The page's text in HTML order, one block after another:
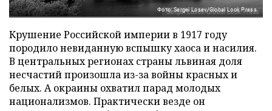
Фото: Sergei Losev/Global Look Press
Крушение Российской империи в 1917 году
породило невиданную вспышку хаоса и насилия.
В центральных регионах страны львиная доля
несчастий произошла из-за войны красных и
белых. А окраины охватил парад молодых
национализмов. Практически везде он